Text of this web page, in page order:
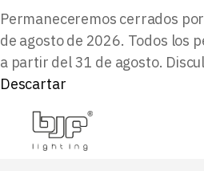
Permaneceremos cerrados
de agosto de 2026. Todos los
a partir del 31 de agosto.
Descartar